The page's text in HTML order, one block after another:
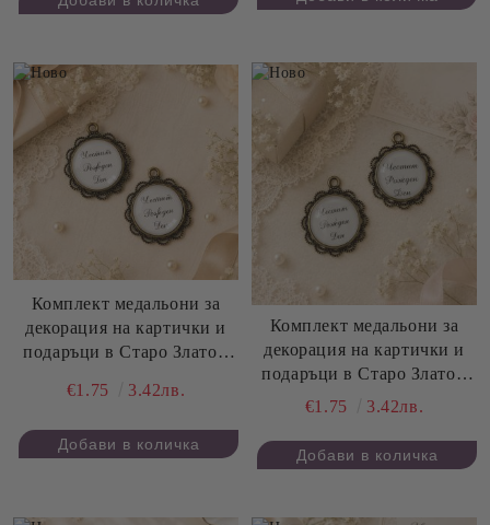
Комплект медальони за
декорация на картички и
подаръци в Старо Злато -
см - 2 бр.
€1.75 3.42лв.
Комплект медальони за
декорация на картички и
подаръци в Старо Злато -
Честит Рожден Ден - 3,00
€1.75 3.42лв.